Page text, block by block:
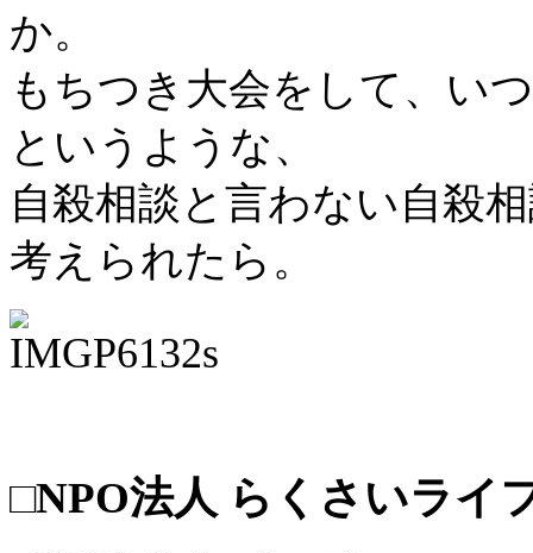
か。
もちつき大会をして、い
というような、
自殺相談と言わない自殺
考えられたら。
□NPO法人 らくさいライ